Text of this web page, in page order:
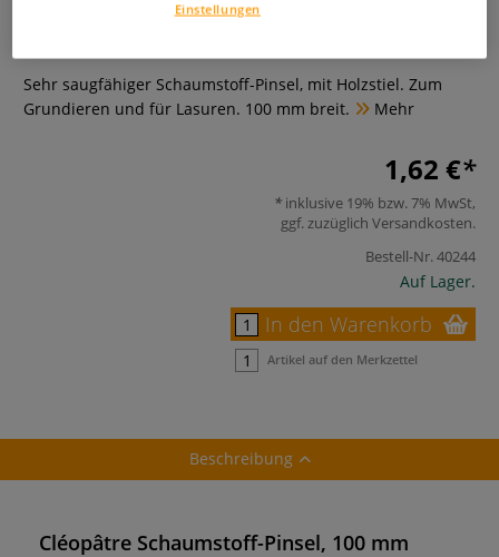
Sehr saugfähiger Schaumstoff-Pinsel, mit Holzstiel. Zum
Grundieren und für Lasuren. 100 mm breit.
Mehr
1,62 €
inklusive 19% bzw. 7% MwSt,
ggf. zuzüglich Versandkosten.
Bestell-Nr.40244
Auf Lager.
In den Warenkorb
Artikel auf den Merkzettel
Beschreibung
Cléopâtre Schaumstoff-Pinsel, 100 mm
Einstellungen